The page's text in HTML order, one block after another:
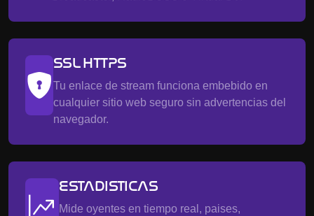
SSL HTTPS
Tu enlace de stream funciona embebido en
cualquier sitio web seguro sin advertencias del
navegador.
ESTADISTICAS
Mide oyentes en tiempo real, paises,